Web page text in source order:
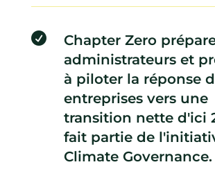

Chapter Zero
administrateurs et
à piloter la réponse
entreprises vers une
transition nette d'ici
fait partie de
Climate Governance.